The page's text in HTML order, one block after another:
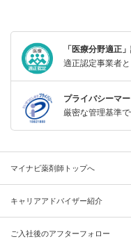
「医療分野適正
適正認定事業者
プライバシーマ
厳密な管理基準
マイナビ薬剤師トップへ
キャリアアドバイザー紹介
ご入社後のアフターフォロー